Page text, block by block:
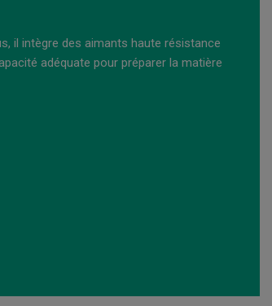
il intègre des aimants haute résistance
adéquate pour préparer la matière